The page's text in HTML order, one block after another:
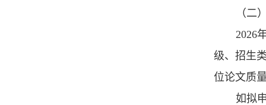
（二
2026
级、招生
位论文质
如拟